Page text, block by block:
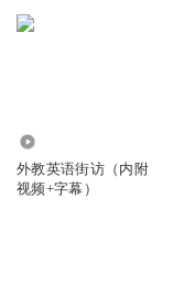
外教英语街访（内附
视频+字幕）